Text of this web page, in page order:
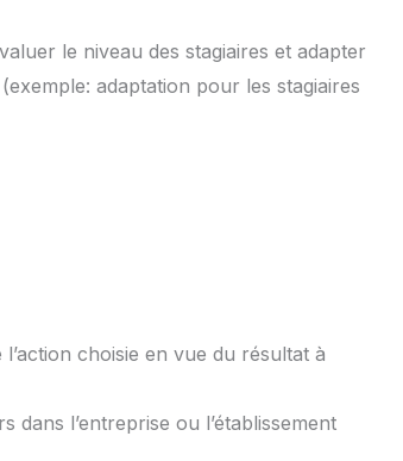
le niveau des stagiaires et adapter
adaptation pour les stagiaires
choisie en vue du résultat à
l’entreprise ou l’établissement